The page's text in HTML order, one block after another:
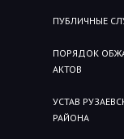
ПУБЛИЧНЫЕ
ПОРЯДОК
АКТОВ
УСТАВ
РАЙОНА